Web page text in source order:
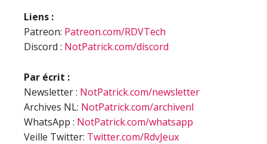
Liens :
Patreon: Patreon.com/RDVTech
Discord : NotPatrick.com/discord
Par écrit :
Newsletter : NotPatrick.com/newsletter
Archives NL: NotPatrick.com/archivenl
WhatsApp : NotPatrick.com/whatsapp
Veille Twitter: Twitter.com/RdvJeux